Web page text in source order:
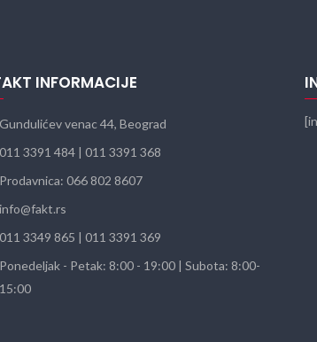
INFORMACIJE
Gundulićev venac 44, Beograd
011 3391 484 | 011 3391 368
Prodavnica: 066 802 8607
info@fakt.rs
011 3349 865 | 011 3391 369
Ponedeljak - Petak: 8:00 - 19:00 | Subota: 8:00-
15:00